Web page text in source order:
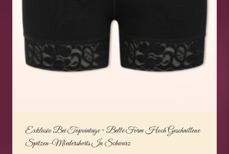
Exklusiv Bei Topvintage ~ Belle Form Hoch Geschnittene
Spitzen-Miedershorts In Schwarz